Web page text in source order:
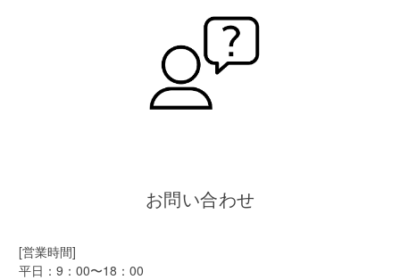
お問い合わせ
[営業時間]
平日：9：00〜18：00